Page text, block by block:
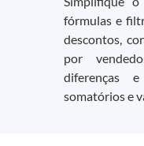
fórmulas e
descontos,
por
diferenças
somatórios e